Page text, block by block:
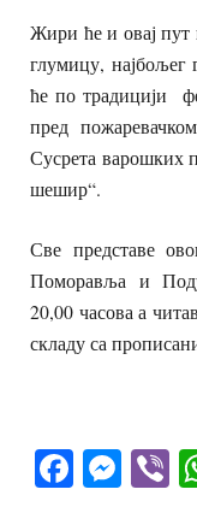
Жири ће и овај пут
глумицу, најбољег
ће по традицији
пред
Сусрета варошких
шешир“.
Све представе
Поморавља и
20,00 часова а
складу са